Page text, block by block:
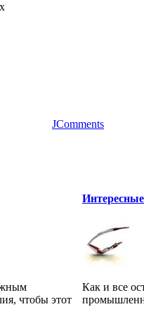
JComments
чтобы этот
Как и все